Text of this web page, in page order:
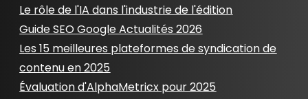
Le rôle de l'IA dans l'industrie de l'édition
Guide SEO Google Actualités 2026
Les 15 meilleures plateformes de syndication de
contenu en 2025
Évaluation d'AlphaMetricx pour 2025